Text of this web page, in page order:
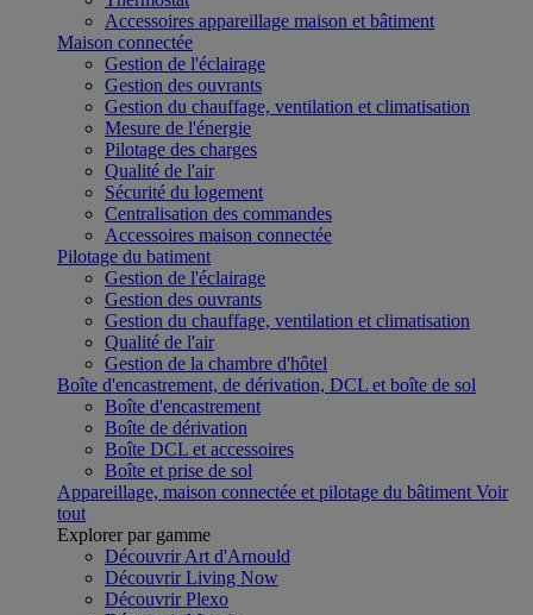
Accessoires appareillage maison et bâtiment
Maison connectée
Gestion de l'éclairage
Gestion des ouvrants
Gestion du chauffage, ventilation et climatisation
Mesure de l'énergie
Pilotage des charges
Qualité de l'air
Sécurité du logement
Centralisation des commandes
Accessoires maison connectée
Pilotage du batiment
Gestion de l'éclairage
Gestion des ouvrants
Gestion du chauffage, ventilation et climatisation
Qualité de l'air
Gestion de la chambre d'hôtel
Boîte d'encastrement, de dérivation, DCL et boîte de sol
Boîte d'encastrement
Boîte de dérivation
Boîte DCL et accessoires
Boîte et prise de sol
Appareillage, maison connectée et pilotage du bâtiment Voir
tout
Explorer par gamme
Découvrir Art d'Arnould
Découvrir Living Now
Découvrir Plexo